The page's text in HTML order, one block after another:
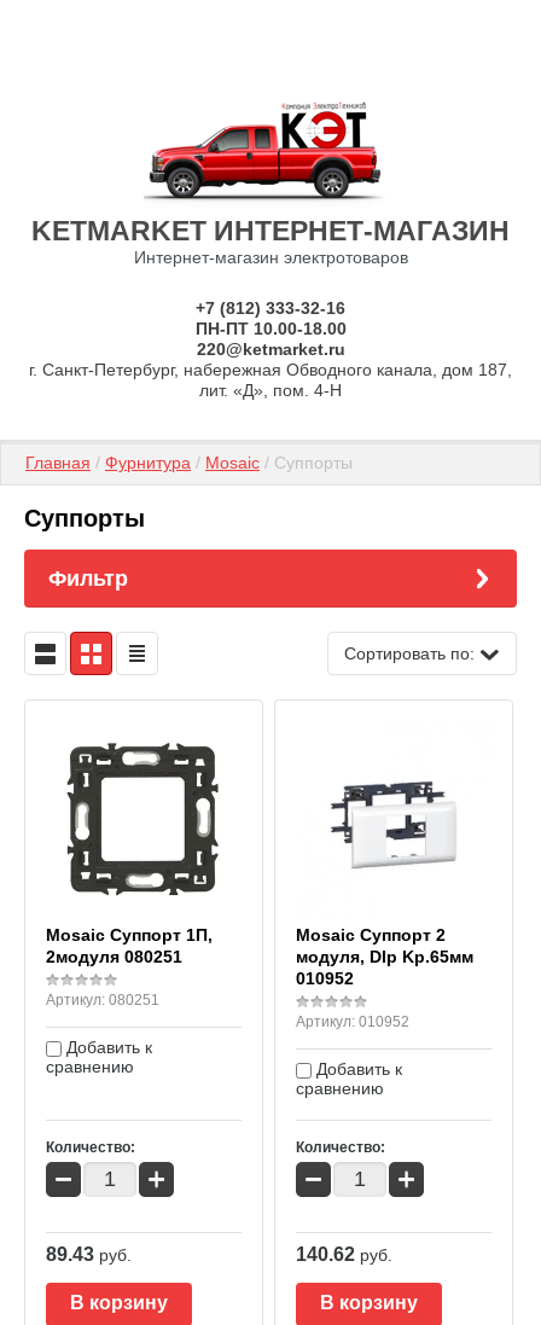
KETMARKET ИНТЕРНЕТ-МАГАЗИН
Интернет-магазин электротоваров
+7 (812) 333-32-16
ПН-ПТ 10.00-18.00
220@ketmarket.ru
г. Санкт-Петербург, набережная Обводного канала, дом 187,
лит. «Д», пом. 4-Н
Главная / Фурнитура / Mosaic / Суппорты
Суппорты
Фильтр
Сортировать по:
Mosaic Суппорт 1П,
2модуля 080251
Артикул: 080251
Добавить к
сравнению
Количество:
− +
89.43 руб.
В корзину
Mosaic Суппорт 2
модуля, Dlp Kp.65мм
010952
Артикул:010952
Добавить к
сравнению
Количество:
− +
140.62 руб.
В корзину